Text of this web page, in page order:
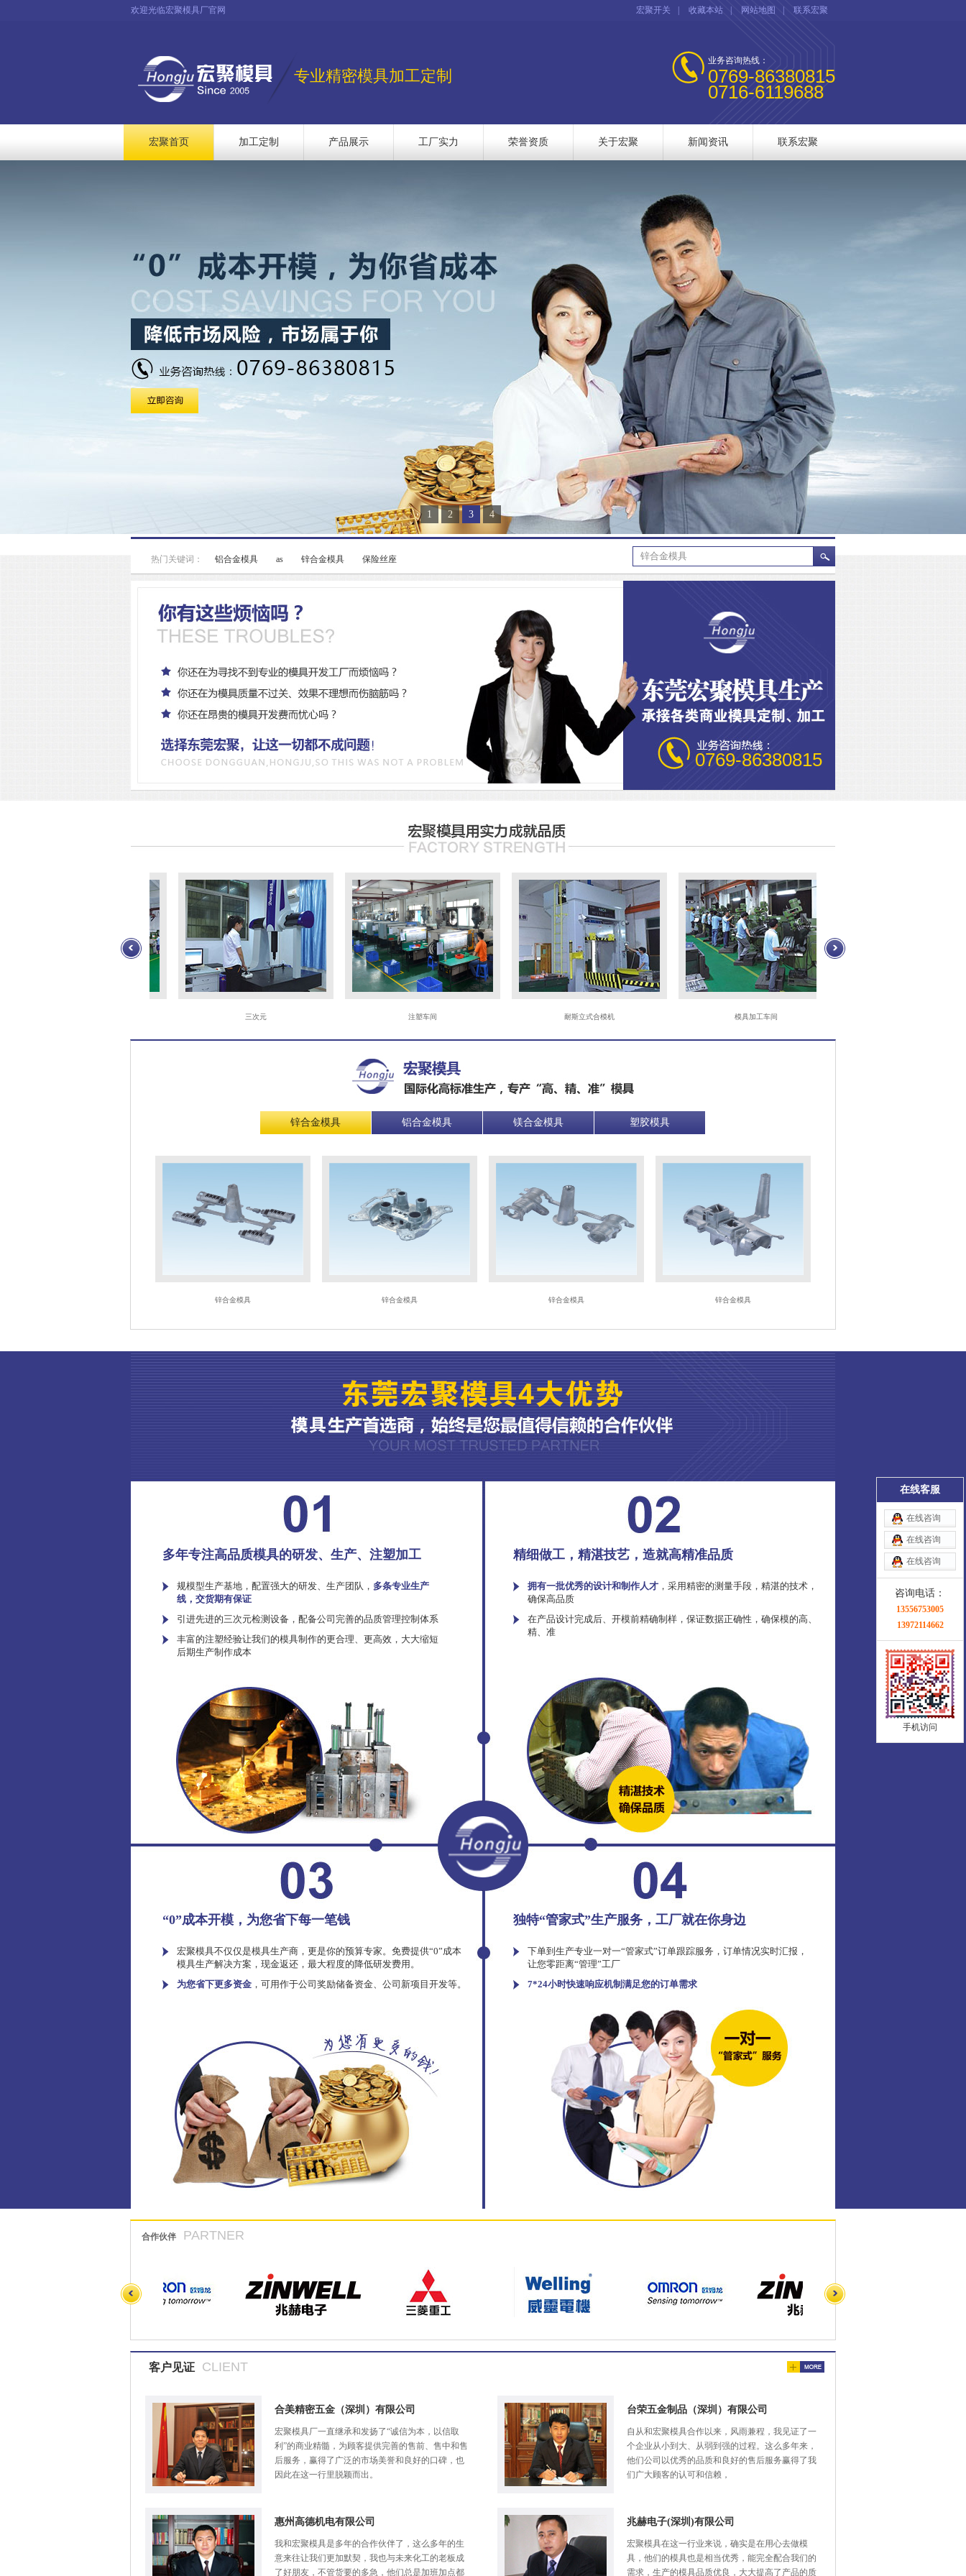
欢迎光临宏聚模具厂官网 宏聚开关 收藏本站 网站地图 联系宏聚
专业精密模具加工定制
业务咨询热线：
0769-86380815
0716-6119688
宏聚首页 加工定制 产品展示 工厂实力 荣誉资质 关于宏聚 新闻资讯 联系宏聚
1 2 3 4
热门关键词： 铝合金模具 as 锌合金模具 保险丝座
0769-86380815
耐斯立式合模机 模具加工车间
锌合金模具 铝合金模具 镁合金模具 塑胶模具
锌合金模具 锌合金模具 锌合金模具 锌合金模具
多年专注高品质模具的研发、生产、注塑加工
规模型生产基地，配置强大的研发、生产团队， 多条专业生产
线，交货期有保证
引进先进的三次元检测设备，配备公司完善的品质管理控制体系
丰富的注塑经验让我们的模具制作的更合理、更高效，大大缩短
后期生产制作成本
精细做工，精湛技艺，造就高精准品质
拥有一批优秀的设计和制作人才 ，采用精密的测量手段，精湛的技术，
确保高品质
在产品设计完成后、开模前精确制样，保证数据正确性，确保模的高、
精、准
“0”成本开模，为您省下每一笔钱
宏聚模具不仅仅是模具生产商，更是你的预算专家。免费提供“0”成本
模具生产解决方案，现金返还，最大程度的降低研发费用。
为您省下更多资金 ，可用作于公司奖励储备资金、公司新项目开发等。
独特“管家式”生产服务，工厂就在你身边
下单到生产专业一对一“管家式”订单跟踪服务，订单情况实时汇报，
让您零距离“管理”工厂
7*24小时快速响应机制满足您的订单需求
合作伙伴 PARTNER
客户见证 CLIENT
合美精密五金（深圳）有限公司
宏聚模具厂一直继承和发扬了“诚信为本，以信取
利”的商业精髓，为顾客提供完善的售前、售中和售
后服务，赢得了广泛的市场美誉和良好的口碑，也
因此在这一行里脱颖而出。
台荣五金制品（深圳）有限公司
自从和宏聚模具合作以来，风雨兼程，我见证了一
个企业从小到大、从弱到强的过程。这么多年来，
他们公司以优秀的品质和良好的售后服务赢得了我
们广大顾客的认可和信赖，
惠州高德机电有限公司
我和宏聚模具是多年的合作伙伴了，这么多年的生
意来往让我们更加默契，我也与未来化工的老板成
了好朋友，不管货要的多急，他们总是加班加点都
兆赫电子(深圳)有限公司
宏聚模具在这一行业来说，确实是在用心去做模
具，他们的模具也是相当优秀，能完全配合我们的
需求，生产的模具品质优良，大大提高了产品的质
在线客服
在线咨询
在线咨询
在线咨询
咨询电话：
13556753005
13972114662
手机访问